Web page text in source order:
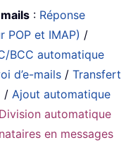
: Réponse
POP et IMAP) /
BCC automatique
d’e-mails /Transfert
/Ajout automatique
Division automatique
en messages